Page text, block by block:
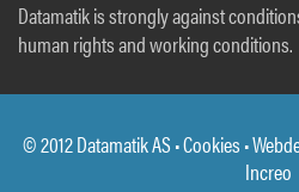
Datamatik is strongly against
human rights and working conditions.
© 2012 Datamatik AS •Cookies •
Increo